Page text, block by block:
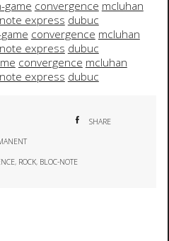
game convergence mcluhan
express dubuc
convergence mcluhan
express dubuc
convergence mcluhan
express dubuc
SHARE
, ROCK, BLOC-NOTE